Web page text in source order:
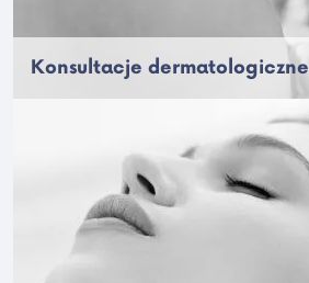
Konsultacje dermatologiczne